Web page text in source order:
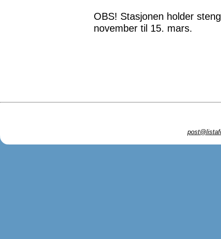
OBS! Stasjonen holder
november til 15. mars.